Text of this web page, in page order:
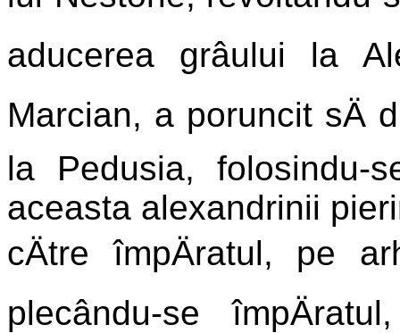
aducerea grâului la
Marcian, a poruncit sÄ
la Pedusia,
aceasta alexandrinii
cÄtre împÄratul, pe
plecându-se